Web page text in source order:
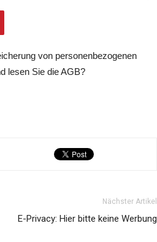
von personenbezogenen
lesen Sie die AGB?
Nächster Artikel
E-Privacy: Hier bitte keine Werbung